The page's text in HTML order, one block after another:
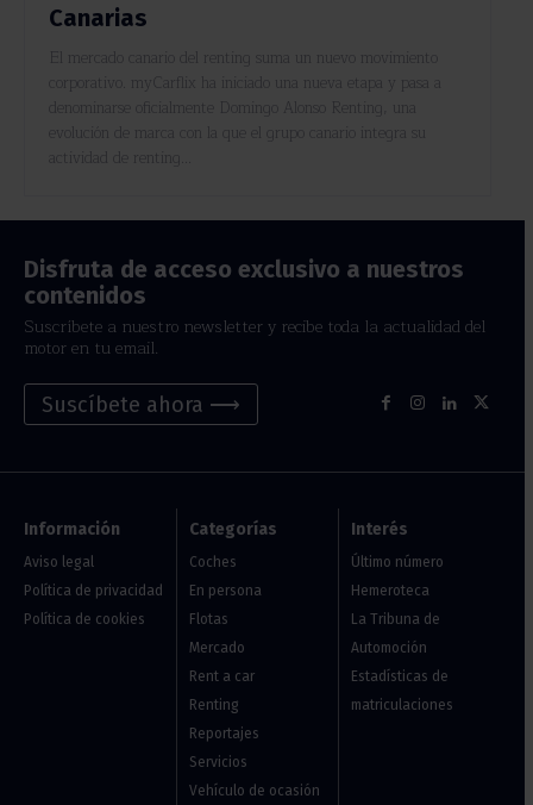
Canarias
El mercado canario del renting suma un nuevo movimiento
corporativo. myCarflix ha iniciado una nueva etapa y pasa a
denominarse oficialmente Domingo Alonso Renting, una
evolución de marca con la que el grupo canario integra su
actividad de renting...
Disfruta de acceso exclusivo a nuestros
contenidos
Suscríbete a nuestro newsletter y recibe toda la actualidad del
motor en tu email.
Suscíbete ahora ⟶
Información
Aviso legal
Política de privacidad
Política de cookies
Categorías
Coches
En persona
Flotas
Mercado
Rent a car
Renting
Reportajes
Servicios
Vehículo de ocasión
Interés
Último número
Hemeroteca
La Tribuna de
Automoción
Estadísticas de
matriculaciones